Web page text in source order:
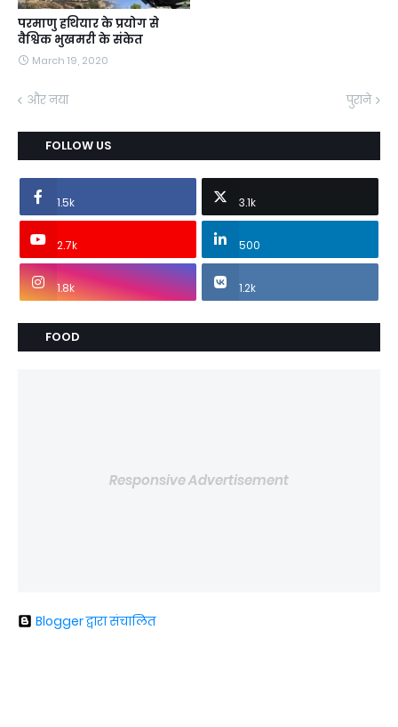
परमाणु हथियार के प्रयोग से
वैश्विक भुखमरी के संकेत
March 19, 2020
और नया पुराने
FOLLOW US
1.5k 3.1k
2.7k 500
1.8k 1.2k
FOOD
Responsive Advertisement
Blogger द्वारा संचालित